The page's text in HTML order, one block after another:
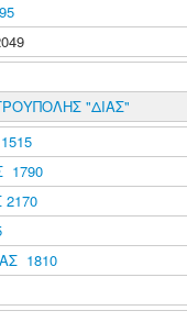
"ΔΙΑΣ"
1790
1810